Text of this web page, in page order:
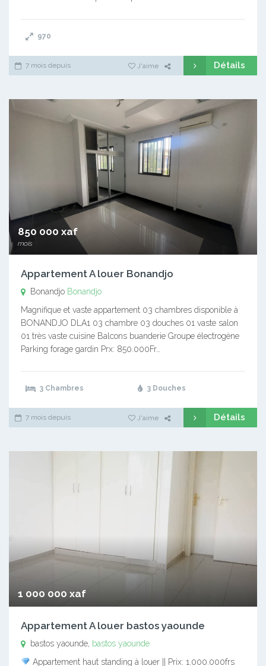
970
7 mois depuis J'aime Détails
850 000 xaf
mois
Appartement A louer Bonandjo
Bonandjo Bonandjo
Magnifique et vaste appartement 03 chambres disponible à
BONANDJO DLA1 03 chambre 03 douches 01 vaste salon
01 très vaste cuisine Balcons buanderie Groupe électrogène
Parking forage gardin Prx: 850.000Fr…
3 Chambres 3 Douches
7 mois depuis J'aime Détails
1 000 000 xaf
Appartement A louer bastos yaounde
bastos yaounde, bastos yaounde
Appartement haut standing à louer || Prix: 1.000.000frs